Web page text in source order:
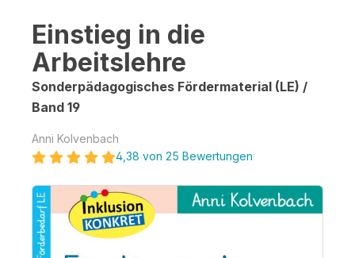
Einstieg in die
Arbeitslehre
Sonderpädagogisches Fördermaterial (LE) /
Band 19
Anni Kolvenbach
4,38 von 25 Bewertungen
Bildergalerie überspringen